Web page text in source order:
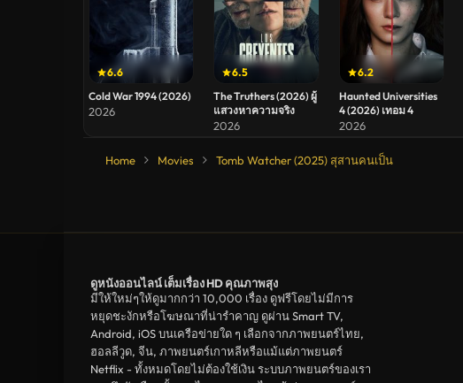
6.6
Cold War 1994 (2026)
2026
6.5
The Truthers (2026) ผู้
แสวงหาความจริง
2026
6.2
Haunted Universities
4 (2026) เทอม 4
2026
Home Movies Tomb Watcher (2025) สุสานคนเป็น
ดูหนังออนไลน์ เต็มเรื่อง HD คุณภาพสุง
มีให้ใหม่ๆให้ดูมากกว่า 10,000 เรื่อง ดูฟรีโดยไม่มีการ
หยุดชะงักหรือโฆษณาที่น่ารำคาญ ดูผ่าน Smart TV,
Android, iOS บนเครือข่ายใด ๆ เลือกจากภาพยนตร์ไทย,
ฮอลลีวูด, จีน, ภาพยนตร์เกาหลีหรือแม้แต่ภาพยนตร์
Netflix - ทั้งหมดโดยไม่ต้องใช้เงิน ระบบภาพยนตร์ของเรา